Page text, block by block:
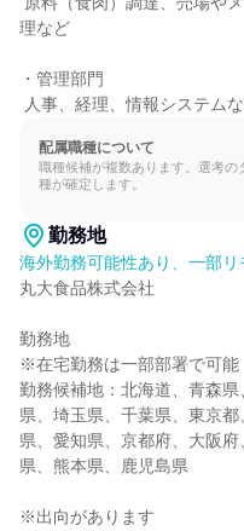
理など
・管理部門
人事、経理、情報システム
配属職種について
職種候補が複数あります。選考
種が確定します。
勤務地
海外勤務可能性あり、一部リ
丸大食品株式会社
勤務地
※在宅勤務は一部部署で可能
勤務候補地：北海道、青森
県、埼玉県、千葉県、東京
県、愛知県、京都府、大阪
県、熊本県、鹿児島県
※出向があります